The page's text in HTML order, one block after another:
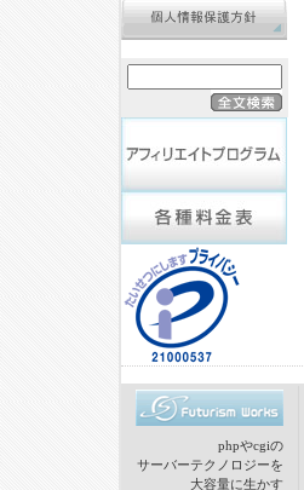
phpやcgiの
サーバーテクノロジーを
大容量に生かす